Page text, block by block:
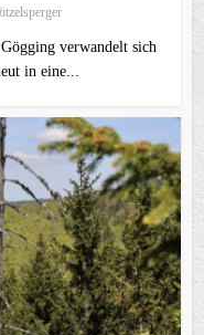
verwandelt sich
in eine...